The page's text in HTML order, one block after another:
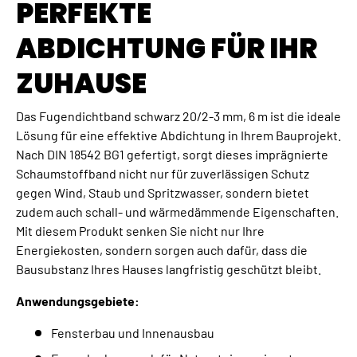
PERFEKTE
ABDICHTUNG FÜR IHR
ZUHAUSE
Das Fugendichtband schwarz 20/2-3 mm, 6 m ist die ideale
Lösung für eine effektive Abdichtung in Ihrem Bauprojekt.
Nach DIN 18542 BG1 gefertigt, sorgt dieses imprägnierte
Schaumstoffband nicht nur für zuverlässigen Schutz
gegen Wind, Staub und Spritzwasser, sondern bietet
zudem auch schall- und wärmedämmende Eigenschaften.
Mit diesem Produkt senken Sie nicht nur Ihre
Energiekosten, sondern sorgen auch dafür, dass die
Bausubstanz Ihres Hauses langfristig geschützt bleibt.
Anwendungsgebiete:
Fensterbau und Innenausbau